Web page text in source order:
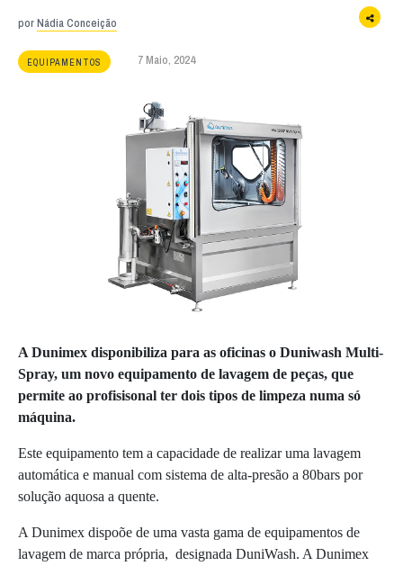
porNádia Conceição
EQUIPAMENTOS 7 Maio, 2024
A Dunimex disponibiliza para as oficinas o Duniwash Multi-
Spray, um novo equipamento de lavagem de peças, que
permite ao profisisonal ter dois tipos de limpeza numa só
máquina.
Este equipamento tem a capacidade de realizar uma lavagem
automática e manual com sistema de alta-presão a 80bars por
solução aquosa a quente.
A Dunimex dispoõe de uma vasta gama de equipamentos de
lavagem de marca própria, designada DuniWash. A Dunimex